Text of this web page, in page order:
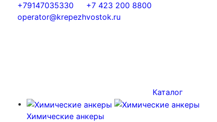
+79147035330
+7 423 200 8800
operator@krepezhvostok.ru
Каталог
Химические анкеры